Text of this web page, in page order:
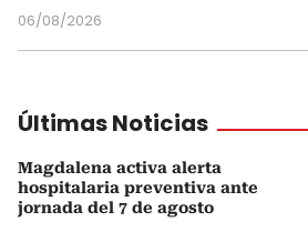
06/08/2026
Últimas Noticias
Magdalena activa alerta
hospitalaria preventiva ante
jornada del 7 de agosto